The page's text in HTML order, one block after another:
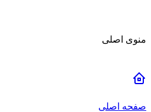
منوی اصلی
صفحه اصلی